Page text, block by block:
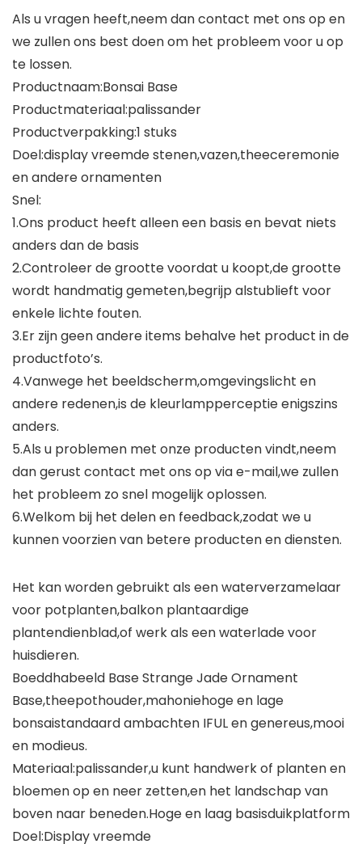
Als u vragen heeft,neem dan contact met ons op en
we zullen ons best doen om het probleem voor u op
te lossen.
Productnaam:Bonsai Base
Productmateriaal:palissander
Productverpakking:1 stuks
Doel:display vreemde stenen,vazen,theeceremonie
en andere ornamenten
Snel:
1.Ons product heeft alleen een basis en bevat niets
anders dan de basis
2.Controleer de grootte voordat u koopt,de grootte
wordt handmatig gemeten,begrijp alstublieft voor
enkele lichte fouten.
3.Er zijn geen andere items behalve het product in de
productfoto’s.
4.Vanwege het beeldscherm,omgevingslicht en
andere redenen,is de kleurlampperceptie enigszins
anders.
5.Als u problemen met onze producten vindt,neem
dan gerust contact met ons op via e-mail,we zullen
het probleem zo snel mogelijk oplossen.
6.Welkom bij het delen en feedback,zodat we u
kunnen voorzien van betere producten en diensten.
Het kan worden gebruikt als een waterverzamelaar
voor potplanten,balkon plantaardige
plantendienblad,of werk als een waterlade voor
huisdieren.
Boeddhabeeld Base Strange Jade Ornament
Base,theepothouder,mahoniehoge en lage
bonsaistandaard ambachten IFUL en genereus,mooi
en modieus.
Materiaal:palissander,u kunt handwerk of planten en
bloemen op en neer zetten,en het landschap van
boven naar beneden.Hoge en laag basisduikplatform
Doel:Display vreemde